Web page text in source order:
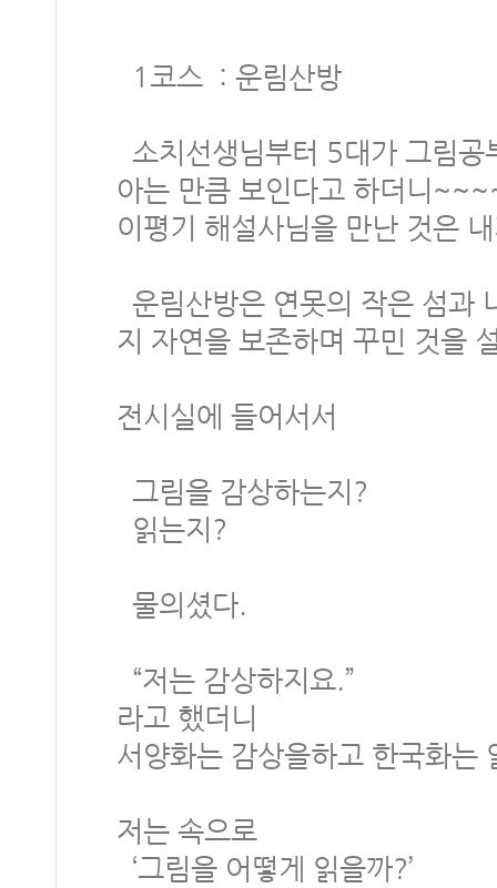
1코스 : 운림산방
소치선생님부터 5대가 그림공
아는 만큼 보인다고 하더니
이평기 해설사님을 만난 것은
운림산방은 연못의 작은 섬과
지 자연을 보존하며 꾸민 것을
전시실에 들어서서
그림을 감상하는지?
읽는지?
물의셨다.
“저는 감상하지요.”
라고 했더니
서양화는 감상을하고 한국화는
저는 속으로
‘그림을 어떻게 읽을까?’